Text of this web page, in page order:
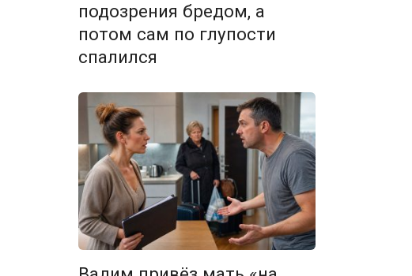
подозрения бредом, а
потом сам по глупости
спалился